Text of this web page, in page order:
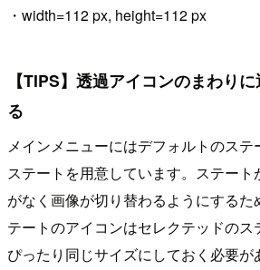
・width=112 px, height=112 px
【TIPS】透過アイコンのまわり
る
メインメニューにはデフォルトのス
ステートを用意しています。ステート
がなく画像が切り替わるようにするた
テートのアイコンはセレクテッドのス
ぴったり同じサイズにしておく必要が